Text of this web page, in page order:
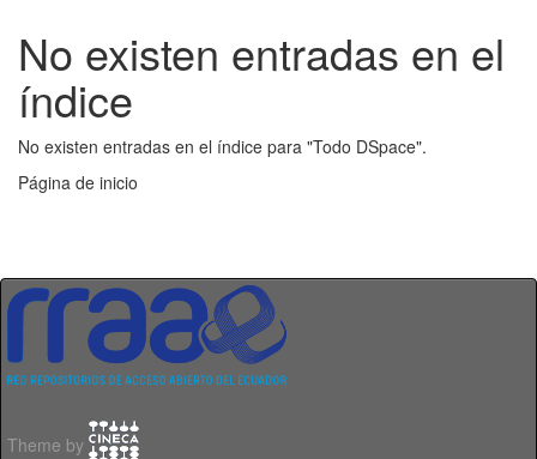
No existen entradas en el
índice
No existen entradas en el índice para "Todo DSpace".
Página de inicio
Theme by